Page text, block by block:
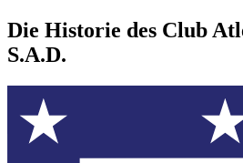
Die Historie des Club
S.A.D.